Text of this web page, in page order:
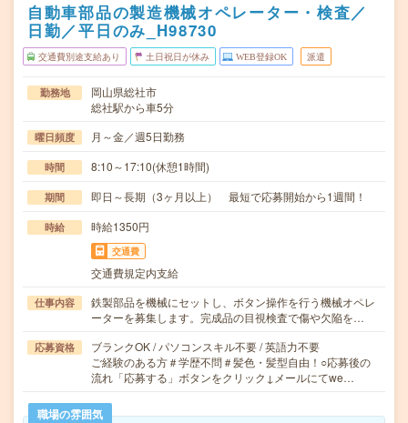
自動車部品の製造機械オペレーター・検査／
日勤／平日のみ_H98730
交通費別途支給あり 土日祝日が休み WEB登録OK 派遣
勤務地
岡山県総社市
総社駅から車5分
曜日頻度 月～金／週5日勤務
時間 8:10～17:10(休憩1時間)
期間 即日～長期（3ヶ月以上） 最短で応募開始から1週間！
時給 時給1350円
交通費
交通費規定内支給
仕事内容
鉄製部品を機械にセットし、ボタン操作を行う機械オペレ
ーターを募集します。完成品の目視検査で傷や欠陥を…
応募資格
ブランクOK / パソコンスキル不要 / 英語力不要
ご経験のある方＃学歴不問＃髪色・髪型自由！○応募後の
流れ「応募する」ボタンをクリック↓メールにてwe…
職場の雰囲気